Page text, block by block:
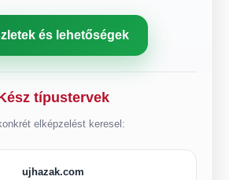
és lehetőségek
típustervek
elképzelést keresel:
ujhazak.com